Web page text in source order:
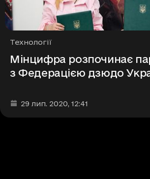
Рубрики
Технології
Мінцифра розпочинає
з Федерацією дзюдо
Дата та час публікації
29 лип. 2020, 12:41